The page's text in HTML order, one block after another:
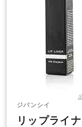
ジバンシイ
リップライ